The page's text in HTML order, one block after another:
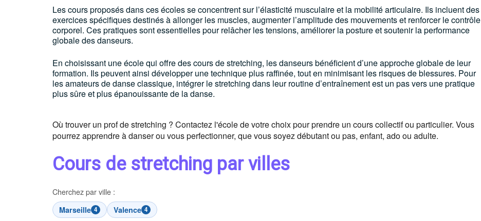
Les cours proposés dans ces écoles se concentrent sur l’élasticité musculaire et la mobilité articulaire. Ils incluent des
exercices spécifiques destinés à allonger les muscles, augmenter l’amplitude des mouvements et renforcer le contrôle
corporel. Ces pratiques sont essentielles pour relâcher les tensions, améliorer la posture et soutenir la performance
globale des danseurs.
En choisissant une école qui offre des cours de stretching, les danseurs bénéficient d’une approche globale de leur
formation. Ils peuvent ainsi développer une technique plus raffinée, tout en minimisant les risques de blessures. Pour
les amateurs de danse classique, intégrer le stretching dans leur routine d’entraînement est un pas vers une pratique
plus sûre et plus épanouissante de la danse.
Où trouver un prof de stretching ? Contactez l'école de votre choix pour prendre un cours collectif ou particulier. Vous
pourrez apprendre à danser ou vous perfectionner, que vous soyez débutant ou pas, enfant, ado ou adulte.
Cours de stretching par villes
Cherchez par ville :
Marseille 4 Valence 4